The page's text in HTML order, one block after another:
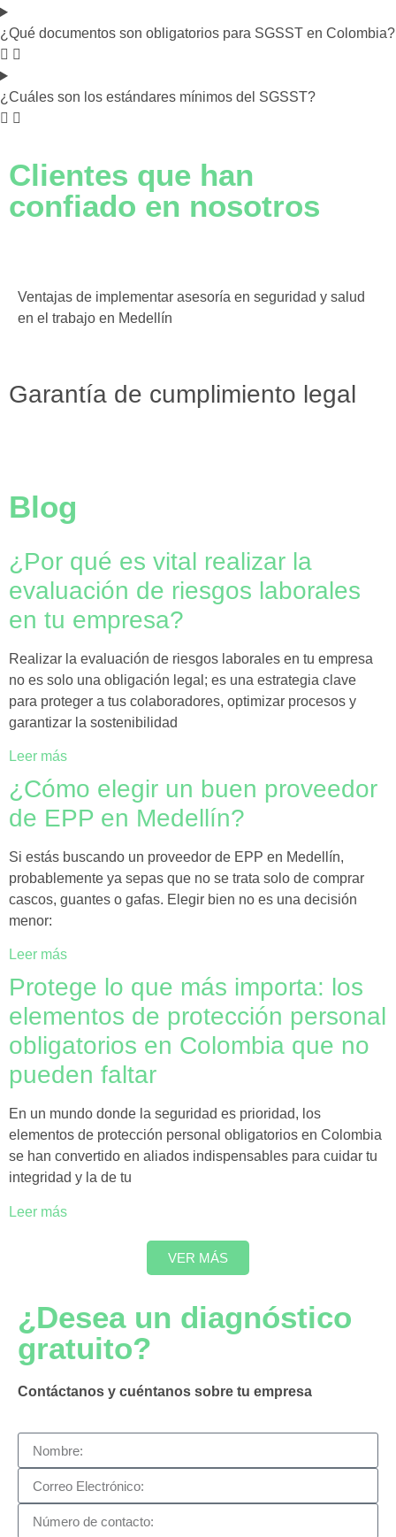
¿Qué documentos son obligatorios para SGSST en Colombia?
¿Cuáles son los estándares mínimos del SGSST?
Clientes que han
confiado en nosotros
Ventajas de implementar asesoría en seguridad y salud
en el trabajo en Medellín
Garantía de cumplimiento legal
Blog
¿Por qué es vital realizar la
evaluación de riesgos laborales
en tu empresa?
Realizar la evaluación de riesgos laborales en tu empresa
no es solo una obligación legal; es una estrategia clave
para proteger a tus colaboradores, optimizar procesos y
garantizar la sostenibilidad
Leer más
¿Cómo elegir un buen proveedor
de EPP en Medellín?
Si estás buscando un proveedor de EPP en Medellín,
probablemente ya sepas que no se trata solo de comprar
cascos, guantes o gafas. Elegir bien no es una decisión
menor:
Leer más
Protege lo que más importa: los
elementos de protección personal
obligatorios en Colombia que no
pueden faltar
En un mundo donde la seguridad es prioridad, los
elementos de protección personal obligatorios en Colombia
se han convertido en aliados indispensables para cuidar tu
integridad y la de tu
Leer más
VER MÁS
¿Desea un diagnóstico
gratuito?
Contáctanos y cuéntanos sobre tu empresa